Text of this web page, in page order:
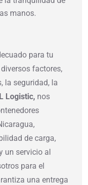
manos.
para tu
factores,
la seguridad, la
Logistic, nos
de carga,
un servicio al
para el
una entrega